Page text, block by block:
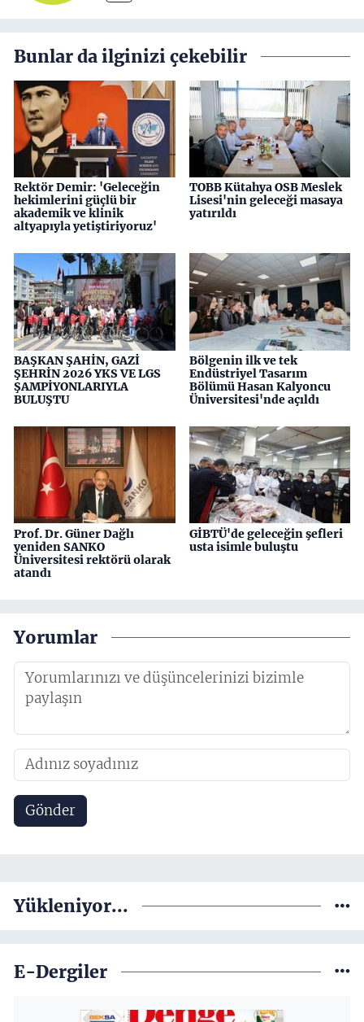
Bunlar da ilginizi çekebilir
Rektör Demir: 'Geleceğin
hekimlerini güçlü bir
akademik ve klinik
altyapıyla yetiştiriyoruz'
TOBB Kütahya OSB Meslek
Lisesi'nin geleceği masaya
yatırıldı
BAŞKAN ŞAHİN, GAZİ
ŞEHRİN 2026 YKS VE LGS
ŞAMPİYONLARIYLA
BULUŞTU
Bölgenin ilk ve tek
Endüstriyel Tasarım
Bölümü Hasan Kalyoncu
Üniversitesi'nde açıldı
Prof. Dr. Güner Dağlı
yeniden SANKO
Üniversitesi rektörü olarak
atandı
GİBTÜ'de geleceğin şefleri
usta isimle buluştu
Yorumlar
Gönder
Yükleniyor...
E-Dergiler